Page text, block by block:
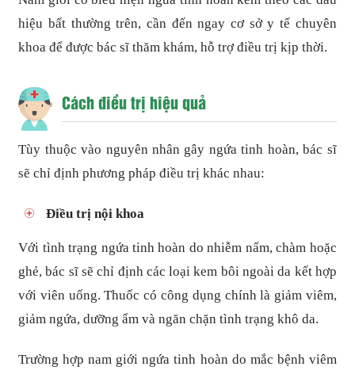
hiệu bất thường trên, cần đến ngay cơ sở y tế chuyên
khoa để được bác sĩ thăm khám, hỗ trợ điều trị kịp thời.
Cách điều trị hiệu quả
Tùy thuộc vào nguyên nhân gây ngứa tinh hoàn, bác sĩ
sẽ chỉ định phương pháp điều trị khác nhau:
Điều trị nội khoa
Với tình trạng ngứa tinh hoàn do nhiễm nấm, chàm hoặc
ghẻ, bác sĩ sẽ chỉ định các loại kem bôi ngoài da kết hợp
với viên uống. Thuốc có công dụng chính là giảm viêm,
giảm ngứa, dưỡng ẩm và ngăn chặn tình trạng khô da.
Trường hợp nam giới ngứa tinh hoàn do mắc bệnh viêm